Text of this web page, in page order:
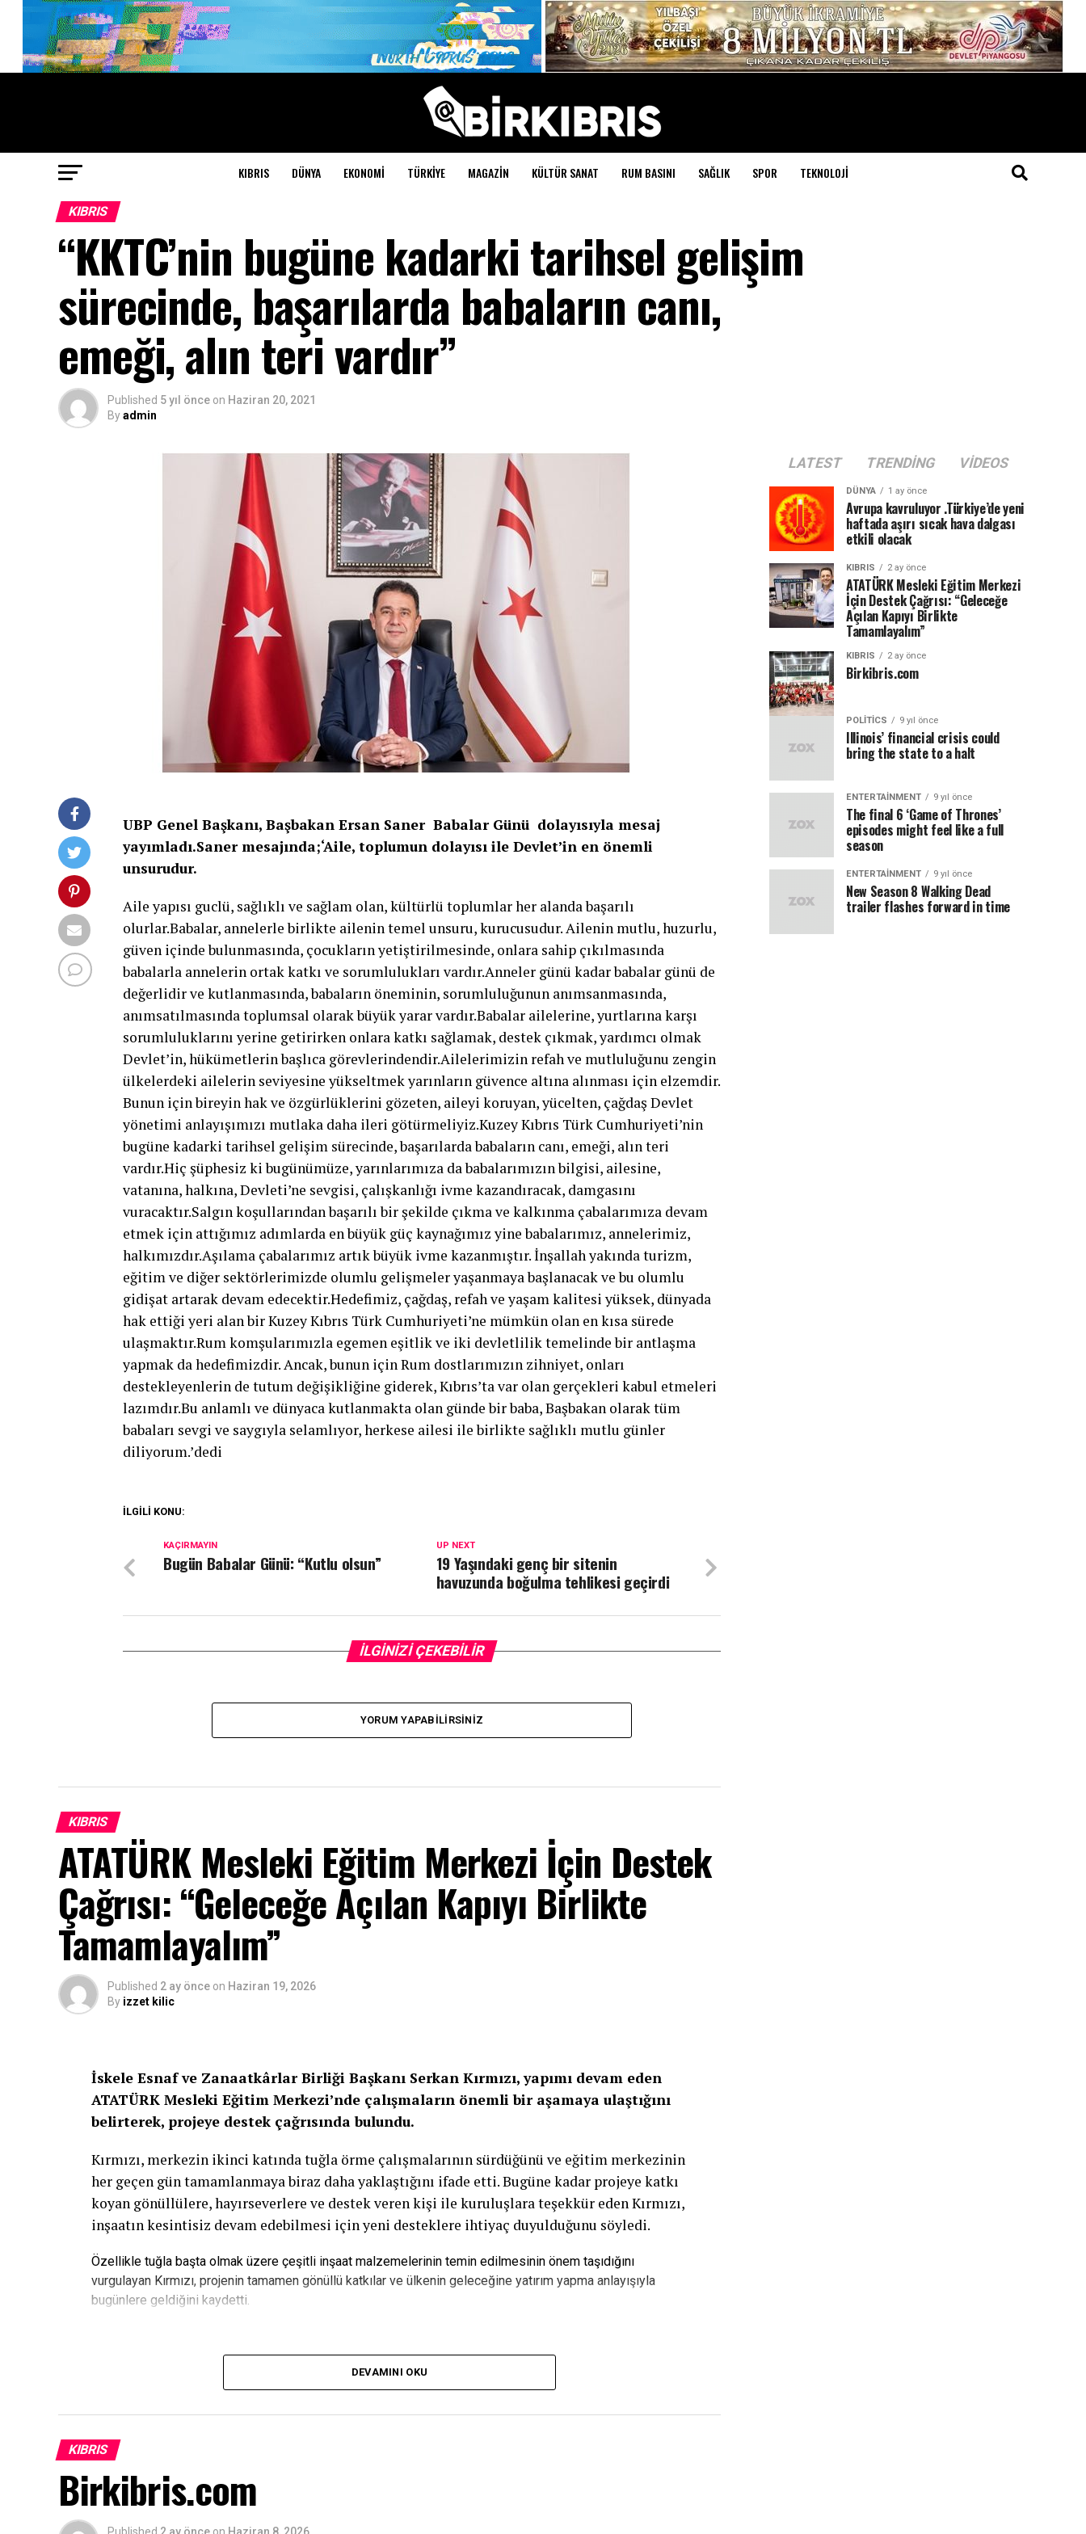
KIBRIS DÜNYA EKONOMI TÜRKIYE MAGAZIN KÜLTÜR SANAT RUM BASINI SAĞLIK SPOR TEKNOLOJI
KIBRIS
“KKTC’nin bugüne kadarki tarihsel gelişim
sürecinde, başarılarda babaların canı,
emeği, alın teri vardır”
Published 5 yıl önce on Haziran 20, 2021
Byadmin
UBP Genel Başkanı, Başbakan Ersan Saner Babalar Günü dolayısıyla mesaj
yayımladı.Saner mesajında;‘Aile, toplumun dolayısı ile Devlet’in en önemli
unsurudur.
Aile yapısı guclü, sağlıklı ve sağlam olan, kültürlü toplumlar her alanda başarılı
olurlar.Babalar, annelerle birlikte ailenin temel unsuru, kurucusudur. Ailenin mutlu, huzurlu,
güven içinde bulunmasında, çocukların yetiştirilmesinde, onlara sahip çıkılmasında
babalarla annelerin ortak katkı ve sorumlulukları vardır.Anneler günü kadar babalar günü de
değerlidir ve kutlanmasında, babaların öneminin, sorumluluğunun anımsanmasında,
anımsatılmasında toplumsal olarak büyük yarar vardır.Babalar ailelerine, yurtlarına karşı
sorumluluklarını yerine getirirken onlara katkı sağlamak, destek çıkmak, yardımcı olmak
Devlet’in, hükümetlerin başlıca görevlerindendir.Ailelerimizin refah ve mutluluğunu zengin
ülkelerdeki ailelerin seviyesine yükseltmek yarınların güvence altına alınması için elzemdir.
Bunun için bireyin hak ve özgürlüklerini gözeten, aileyi koruyan, yücelten, çağdaş Devlet
yönetimi anlayışımızı mutlaka daha ileri götürmeliyiz.Kuzey Kıbrıs Türk Cumhuriyeti’nin
bugüne kadarki tarihsel gelişim sürecinde, başarılarda babaların canı, emeği, alın teri
vardır.Hiç şüphesiz ki bugünümüze, yarınlarımıza da babalarımızın bilgisi, ailesine,
vatanına, halkına, Devleti’ne sevgisi, çalışkanlığı ivme kazandıracak, damgasını
vuracaktır.Salgın koşullarından başarılı bir şekilde çıkma ve kalkınma çabalarımıza devam
etmek için attığımız adımlarda en büyük güç kaynağımız yine babalarımız, annelerimiz,
halkımızdır.Aşılama çabalarımız artık büyük ivme kazanmıştır. İnşallah yakında turizm,
eğitim ve diğer sektörlerimizde olumlu gelişmeler yaşanmaya başlanacak ve bu olumlu
gidişat artarak devam edecektir.Hedefimiz, çağdaş, refah ve yaşam kalitesi yüksek, dünyada
hak ettiği yeri alan bir Kuzey Kıbrıs Türk Cumhuriyeti’ne mümkün olan en kısa sürede
ulaşmaktır.Rum komşularımızla egemen eşitlik ve iki devletlilik temelinde bir antlaşma
yapmak da hedefimizdir. Ancak, bunun için Rum dostlarımızın zihniyet, onları
destekleyenlerin de tutum değişikliğine giderek, Kıbrıs’ta var olan gerçekleri kabul etmeleri
lazımdır.Bu anlamlı ve dünyaca kutlanmakta olan günde bir baba, Başbakan olarak tüm
babaları sevgi ve saygıyla selamlıyor, herkese ailesi ile birlikte sağlıklı mutlu günler
diliyorum.’dedi
İLGİLİ KONU:
UP NEXT
19 Yaşındaki genç bir sitenin
havuzunda boğulma tehlikesi geçirdi
KAÇIRMAYIN
Bugün Babalar Günü: “Kutlu olsun”
İLGİNİZİ ÇEKEBİLİR
YORUM YAPABILIRSINIZ
KIBRIS
ATATÜRK Mesleki Eğitim Merkezi İçin Destek
Çağrısı: “Geleceğe Açılan Kapıyı Birlikte
Tamamlayalım”
Published 2 ay önce on Haziran 19, 2026
By izzet kilic
İskele Esnaf ve Zanaatkârlar Birliği Başkanı Serkan Kırmızı, yapımı devam eden
ATATÜRK Mesleki Eğitim Merkezi’nde çalışmaların önemli bir aşamaya ulaştığını
belirterek, projeye destek çağrısında bulundu.
Kırmızı, merkezin ikinci katında tuğla örme çalışmalarının sürdüğünü ve eğitim merkezinin
her geçen gün tamamlanmaya biraz daha yaklaştığını ifade etti. Bugüne kadar projeye katkı
koyan gönüllülere, hayırseverlere ve destek veren kişi ile kuruluşlara teşekkür eden Kırmızı,
inşaatın kesintisiz devam edebilmesi için yeni desteklere ihtiyaç duyulduğunu söyledi.
Özellikle tuğla başta olmak üzere çeşitli inşaat malzemelerinin temin edilmesinin önem taşıdığını
vurgulayan Kırmızı, projenin tamamen gönüllü katkılar ve ülkenin geleceğine yatırım yapma anlayışıyla
bugünlere geldiğini kaydetti.
“Bu Proje Gençlerin Geleceğine Yapılan Yatırımdır”
ayakları üzerinde durabileceği önemli bir eğitim yuvası olacağını söyledi.
Kırmızı açıklamasında, “Bu proje, ülkemizin ihtiyaç duyduğu kalifiye iş gücünü yetiştirecek
ve gençlerimize yeni fırsatlar sunacaktır. Bugüne kadar yüzlerce kişinin desteğiyle önemli
bir mesafe kat ettik. İkinci katın tuğla örme aşamasına geldik. Ancak eksilen tuğla ve diğer
DEVAMINI OKU
KIBRIS
Birkibris.com
LATEST TRENDING VIDEOS
DÜNYA 1 ay önce
Avrupa kavruluyor .Türkiye’de yeni
haftada aşırı sıcak hava dalgası
etkili olacak
KIBRIS 2 ay önce
ATATÜRK Mesleki Eğitim Merkezi
İçin Destek Çağrısı: “Geleceğe
Açılan Kapıyı Birlikte
Tamamlayalım”
KIBRIS 2 ay önce
Birkibris.com
POLITICS 9 yıl önce
Illinois’ financial crisis could
bring the state to a halt
ENTERTAINMENT 9 yıl önce
The final 6 ‘Game of Thrones’
episodes might feel like a full
season
ENTERTAINMENT 9 yıl önce
New Season 8 Walking Dead
trailer flashes forward in time